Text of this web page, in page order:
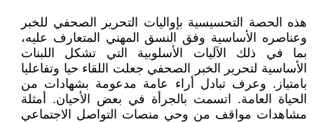
هذه الحصة التحسيسية بإواليات التحرير الصحفي للخبر
وعناصره الأساسية وفق النسق المهني المتعارف عليه،
بما في ذلك الآليات الأسلوبية التي تشكل اللبنات
الأساسية لتحرير الخبر الصحفي جعلت اللقاء حيا وتفاعليا
بامتياز. وعرف تبادل أراء عامة مدعومة بشهادات من
الحياة العامة. اتسمت بالجرأة في بعض الأحيان. أمثلة
مشاهدات مواقف من وحي منصات التواصل الاجتماعي